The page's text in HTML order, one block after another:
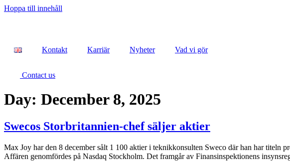
Hoppa till innehåll
Kontakt Karriär Nyheter Vad vi gör
Contact us
Day: December 8, 2025
Swecos Storbritannien-chef säljer aktier
Max Joy har den 8 december sålt 1 100 aktier i teknikkonsulten Sweco där han har
Affären genomfördes på Nasdaq Stockholm. Det framgår av Finansinspektionens